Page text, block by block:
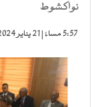
نواكشوط
5:57 مساءً | 21 يناير 2024